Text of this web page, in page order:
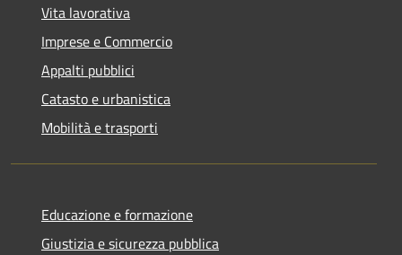
Vita lavorativa
Imprese e Commercio
Appalti pubblici
Catasto e urbanistica
Mobilità e trasporti
Educazione e formazione
Giustizia e sicurezza pubblica